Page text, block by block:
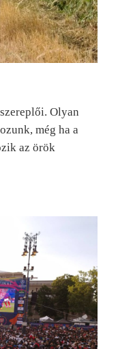
Olyan
még ha a
az örök